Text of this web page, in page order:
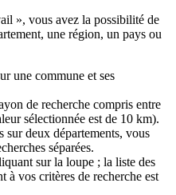
», vous avez la possibilité de
une région, un pays ou
une commune et ses
de recherche compris entre
sélectionnée est de 10 km).
sur deux départements, vous
séparées.
sur la loupe ; la liste des
à vos critères de recherche est